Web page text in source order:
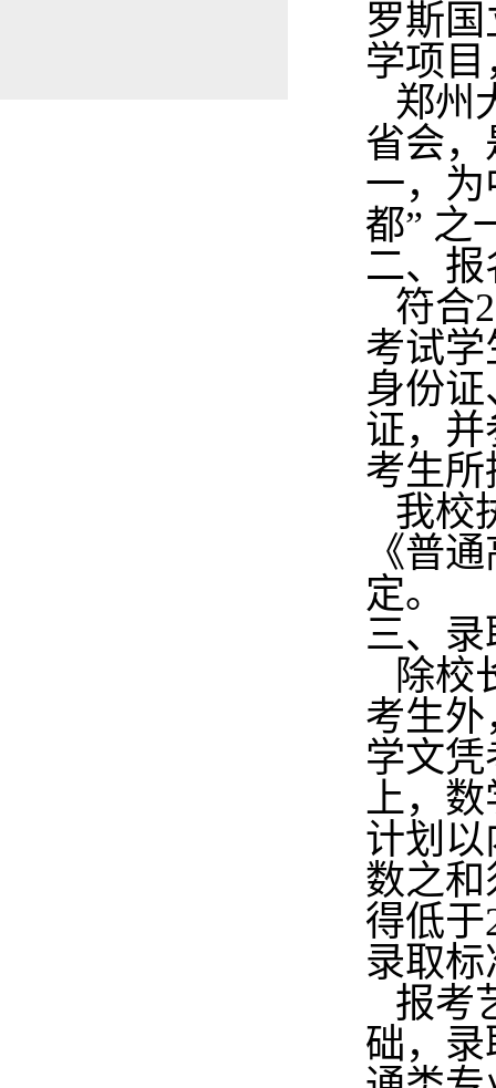
罗斯
学项
郑州
省会
一，
都”
二、 报
符合
考试学
身份
证，并
考生
我校
《普
定。
三、
除校
考生外
学文
上，
计划
数之
得低
录取标
报考
础，